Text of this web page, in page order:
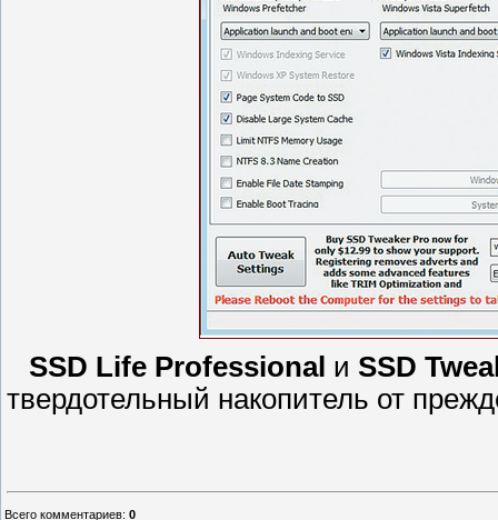
SSD Life Professional и SSD
твердотельный накопитель от
Всего комментариев: 0